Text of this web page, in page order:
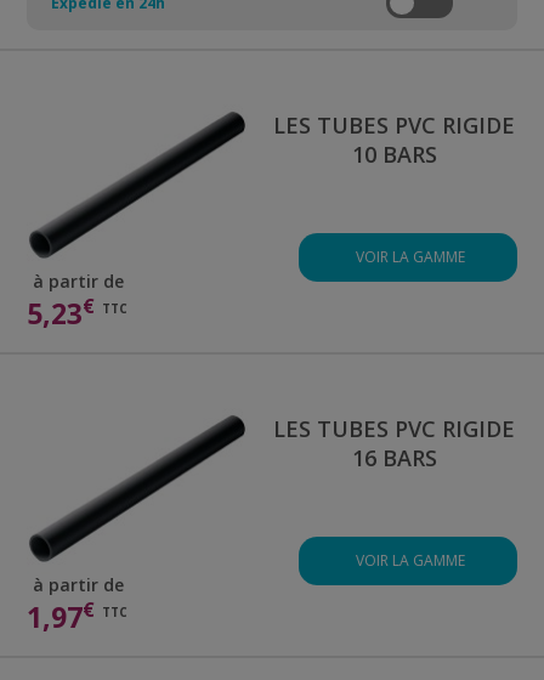
LES TUBES PVC RIGIDE
10 BARS
à partir de
5,23€ TTC
VOIR LA GAMME
LES TUBES PVC RIGIDE
16 BARS
à partir de
1,97€ TTC
VOIR LA GAMME